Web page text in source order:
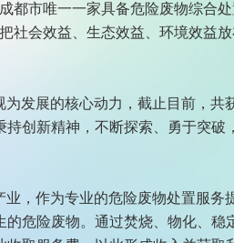
都市唯一一家具备危险废物综合
社会效益、生态效益、环境效益
为发展的核心动力，截止目前，
持创新精神，不断探索、勇于突
业，作为专业的危险废物处置服
的危险废物。通过焚烧、物化、